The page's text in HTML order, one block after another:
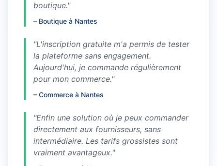
boutique."
– Boutique à Nantes
"L'inscription gratuite m'a permis de tester
la plateforme sans engagement.
Aujourd'hui, je commande régulièrement
pour mon commerce."
– Commerce à Nantes
"Enfin une solution où je peux commander
directement aux fournisseurs, sans
intermédiaire. Les tarifs grossistes sont
vraiment avantageux."